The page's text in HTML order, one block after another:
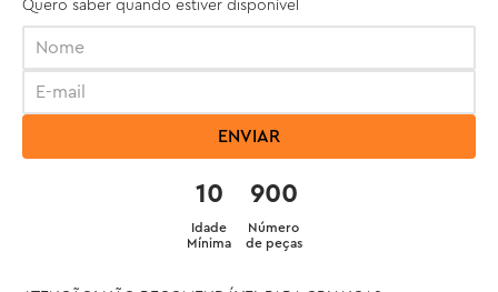
Quero saber quando estiver disponível
ENVIAR
900
Número
de peças
10
Idade
Mínima